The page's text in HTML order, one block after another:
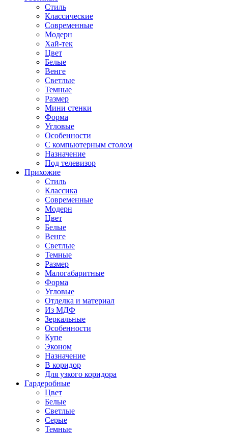
Стиль
Классические
Современные
Модерн
Хай-тек
Цвет
Белые
Венге
Светлые
Темные
Размер
Мини стенки
Форма
Угловые
Особенности
С компьютерным столом
Назначение
Под телевизор
Прихожие
Стиль
Классика
Современные
Модерн
Цвет
Белые
Венге
Светлые
Темные
Размер
Малогабаритные
Форма
Угловые
Отделка и материал
Из МДФ
Зеркальные
Особенности
Купе
Эконом
Назначение
В коридор
Для узкого коридора
Гардеробные
Цвет
Белые
Светлые
Серые
Темные